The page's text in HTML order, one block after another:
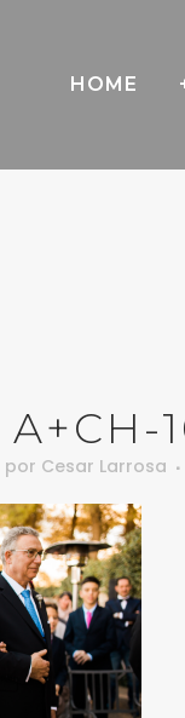
HOME
A+CH-
por Cesar Larrosa